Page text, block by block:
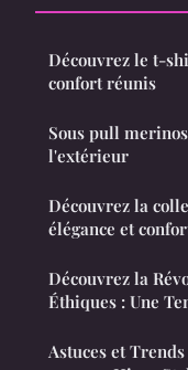
Découvrez le t-
confort réunis
Sous pull
l'extérieur
Découvrez la
élégance et
Découvrez la
Éthiques : Une
Astuces et